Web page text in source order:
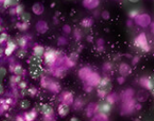
Редагування фото
ювелірних виробів